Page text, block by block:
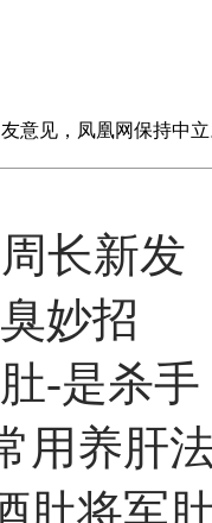
意见，凤凰网保持中
长新发
妙招
-是杀手
用养肝
肚将军